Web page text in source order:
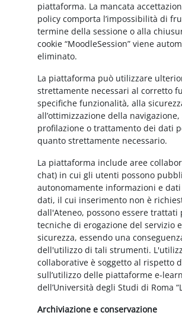
piattaforma. La mancata
policy comporta l’impossibilità di
termine della sessione o alla
cookie “MoodleSession” viene
eliminato.
La piattaforma può utilizzare
strettamente necessari al corretto
specifiche funzionalità, alla
all’ottimizzazione della
profilazione o trattamento dei dati
quanto strettamente necessario.
La piattaforma include aree
chat) in cui gli utenti possono
autonomamente informazioni e
dati, il cui inserimento non è
dall'Ateneo, possono essere trattati
tecniche di erogazione del servizio
sicurezza, essendo una
dell'utilizzo di tali strumenti.
collaborative è soggetto al rispetto
sull’utilizzo delle piattaforme e-
dell’Università degli Studi di Roma
Archiviazione e conservazione